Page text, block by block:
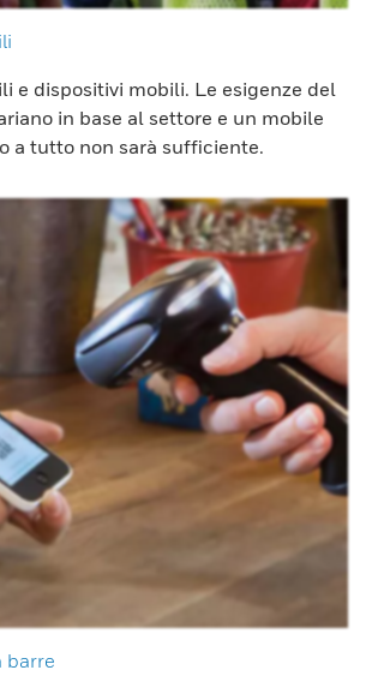
e dispositivi mobili. Le esigenze del
in base al settore e un mobile
a tutto non sarà sufficiente.
barre